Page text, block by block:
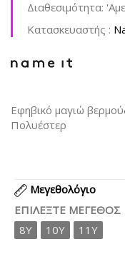
Διαθεσιμότητα:
Kατασκευαστής :
Εφηβικό μαγιώ
Πολυέστερ
Μεγεθολόγιο
ΕΠΙΛΈΞΤΕ ΜΈΓΕΘΟΣ
8Y
10Y 11Y